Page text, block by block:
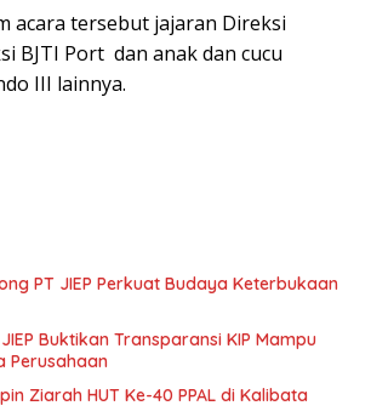
acara tersebut jajaran Direksi
BJTI Port dan anak dan cucu
III lainnya.
PT JIEP Perkuat Budaya Keterbukaan
Buktikan Transparansi KIP Mampu
Perusahaan
Ziarah HUT Ke-40 PPAL di Kalibata